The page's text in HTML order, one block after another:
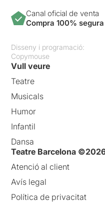
Canal oficial de venta
Compra 100% segura
Disseny i programació:
Copymouse
Vull veure
Teatre
Musicals
Humor
Infantil
Dansa
Teatre Barcelona
Atenció al client
Avís legal
Política de privacitat